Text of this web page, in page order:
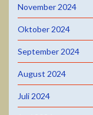
November 2024
Oktober 2024
September 2024
August 2024
Juli 2024